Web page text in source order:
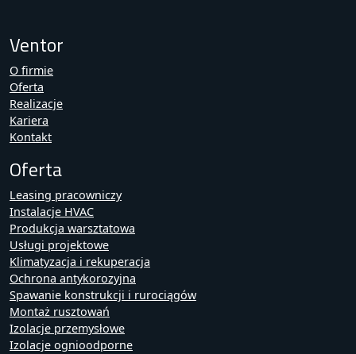
Ventor
O firmie
Oferta
Realizacje
Kariera
Kontakt
Oferta
Leasing pracowniczy
Instalacje HVAC
Produkcja warsztatowa
Usługi projektowe
Klimatyzacja i rekuperacja
Ochrona antykorozyjna
Spawanie konstrukcji i rurociągów
Montaż rusztowań
Izolacje przemysłowe
Izolacje ognioodporne